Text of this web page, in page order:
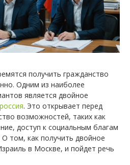
получить гражданство
Одним из наиболее
является двойное
. Это открывает перед
возможностей, таких как
доступ к социальным благам
том, как получить двойное
в Москве, и пойдет речь